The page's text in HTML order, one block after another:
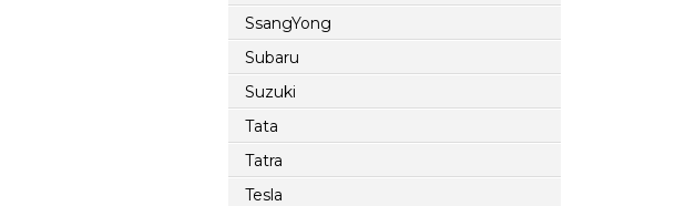
SsangYong
Subaru
Suzuki
Tata
Tatra
Tesla